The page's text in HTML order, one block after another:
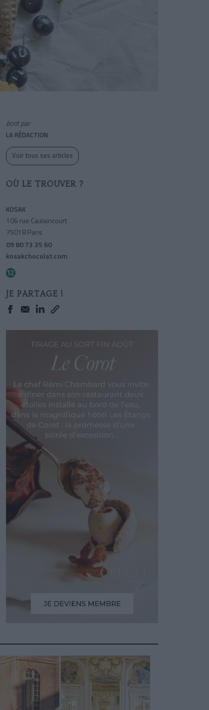
écrit par
LA RÉDACTION
Voir tous ses articles
OÙ LE TROUVER ?
KOSAK
106 rue Caulaincourt
75018 Paris
09 80 73 35 60
kosakchocolat.com
JE PARTAGE !